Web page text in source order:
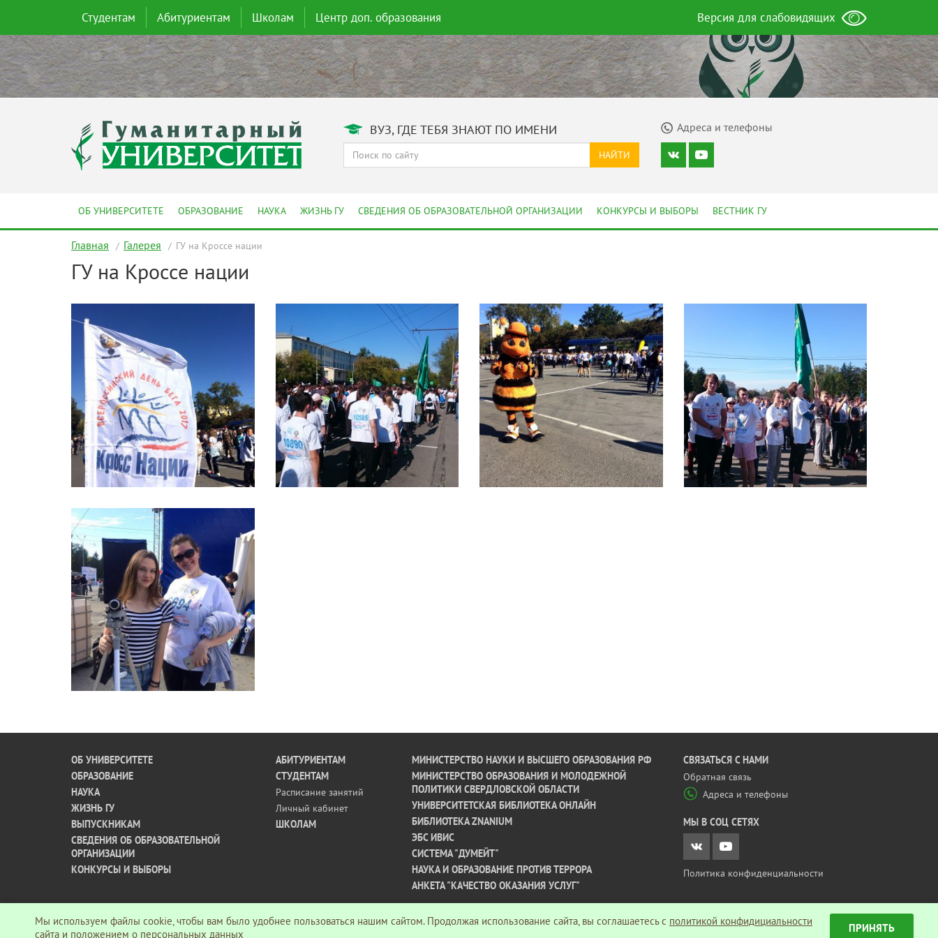
Студентам Абитуриентам Школам Центр доп. образования Версия для слабовидящих
ВУЗ, ГДЕ ТЕБЯ ЗНАЮТ ПО ИМЕНИ Адреса и телефоны
НАЙТИ
ОБ УНИВЕРСИТЕТЕ ОБРАЗОВАНИЕ НАУКА ЖИЗНЬ ГУ СВЕДЕНИЯ ОБ ОБРАЗОВАТЕЛЬНОЙ ОРГАНИЗАЦИИ КОНКУРСЫ И ВЫБОРЫ ВЕСТНИК ГУ
Главная Галерея ГУ на Кроссе нации
ГУ на Кроссе нации
ОБ УНИВЕРСИТЕТЕ
ОБРАЗОВАНИЕ
НАУКА
ЖИЗНЬ ГУ
ВЫПУСКНИКАМ
СВЕДЕНИЯ ОБ ОБРАЗОВАТЕЛЬНОЙ
ОРГАНИЗАЦИИ
КОНКУРСЫ И ВЫБОРЫ
АБИТУРИЕНТАМ
СТУДЕНТАМ
Расписание занятий
Личный кабинет
ШКОЛАМ
МИНИСТЕРСТВО НАУКИ И ВЫСШЕГО ОБРАЗОВАНИЯ РФ
МИНИСТЕРСТВО ОБРАЗОВАНИЯ И МОЛОДЕЖНОЙ
ПОЛИТИКИ СВЕРДЛОВСКОЙ ОБЛАСТИ
УНИВЕРСИТЕТСКАЯ БИБЛИОТЕКА ОНЛАЙН
БИБЛИОТЕКА ZNANIUM
ЭБС ИВИС
СИСТЕМА "ДУМЕЙТ"
НАУКА И ОБРАЗОВАНИЕ ПРОТИВ ТЕРРОРА
АНКЕТА "КАЧЕСТВО ОКАЗАНИЯ УСЛУГ"
CВЯЗАТЬСЯ С НАМИ
Обратная связь
Адреса и телефоны
МЫ В СОЦ СЕТЯХ
Политика конфиденциальности
© АНО ВО «Гуманитарный университет», 2026 г.
Мы используем файлы cookie, чтобы вам было удобнее пользоваться нашим сайтом. Продолжая использование сайта, вы соглашаетесь c политикой конфидициальности
сайта и положением о персональных данных ПРИНЯТЬ